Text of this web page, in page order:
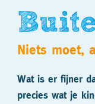
Niets moet,
Wat is er fijner
precies wat je